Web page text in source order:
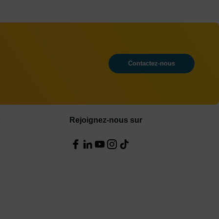
Contactez-nous
Rejoignez-nous sur